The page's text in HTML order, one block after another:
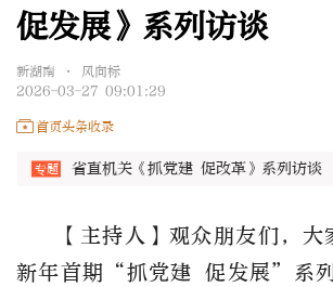
促发展》系列访谈
新湖南 • 风向标
2026-03-27 09:01:29
首页头条收录
省直机关《抓党建 促改革》系列访谈
【主持人】观众朋友们，
新年首期“抓党建 促发展”系列